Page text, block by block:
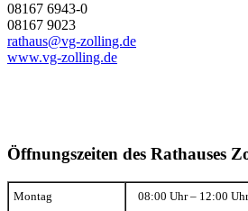
08167 6943-0
08167 9023
rathaus@vg-zolling.de
www.vg-zolling.de
Öffnungszeiten des Rathauses
Montag 08:00 Uhr – 12:00 Uhr